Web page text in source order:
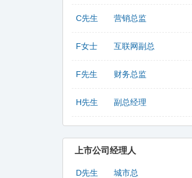
C先生 营销总监
F女士 互联网副总
F先生 财务总监
H先生 副总经理
上市公司经理人
D先生 城市总